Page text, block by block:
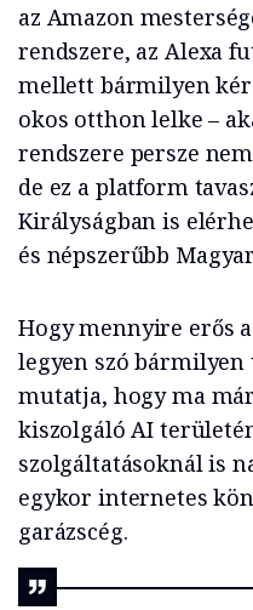
az Amazon
rendszere, az Alexa
mellett bármilyen
okos otthon lelke –
rendszere persze
de ez a platform
Királyságban is
és népszerűbb
Hogy mennyire erős
legyen szó
mutatja, hogy ma
kiszolgáló AI
szolgáltatásoknál is
egykor internetes
garázscég.